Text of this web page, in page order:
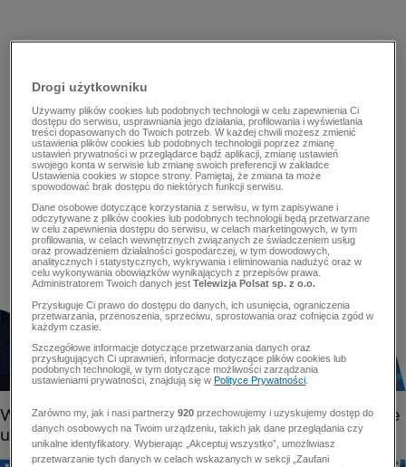
Drogi użytkowniku
Używamy plików cookies lub podobnych technologii w celu zapewnienia Ci
dostępu do serwisu, usprawniania jego działania, profilowania i wyświetlania
treści dopasowanych do Twoich potrzeb. W każdej chwili możesz zmienić
ustawienia plików cookies lub podobnych technologii poprzez zmianę
ustawień prywatności w przeglądarce bądź aplikacji, zmianę ustawień
swojego konta w serwisie lub zmianę swoich preferencji w zakładce
Ustawienia cookies w stopce strony. Pamiętaj, że zmiana ta może
spowodować brak dostępu do niektórych funkcji serwisu.
Dane osobowe dotyczące korzystania z serwisu, w tym zapisywane i
odczytywane z plików cookies lub podobnych technologii będą przetwarzane
w celu zapewnienia dostępu do serwisu, w celach marketingowych, w tym
profilowania, w celach wewnętrznych związanych ze świadczeniem usług
oraz prowadzeniem działalności gospodarczej, w tym dowodowych,
analitycznych i statystycznych, wykrywania i eliminowania nadużyć oraz w
celu wykonywania obowiązków wynikających z przepisów prawa.
Administratorem Twoich danych jestTelewizja Polsat sp. z o.o.
Przysługuje Ci prawo do dostępu do danych, ich usunięcia, ograniczenia
przetwarzania, przenoszenia, sprzeciwu, sprostowania oraz cofnięcia zgód w
każdym czasie.
Szczegółowe informacje dotyczące przetwarzania danych oraz
przysługujących Ci uprawnień, informacje dotyczące plików cookies lub
podobnych technologii, w tym dotyczące możliwości zarządzania
ustawieniami prywatności, znajdują się wPolityce Prywatności
Zarówno my, jak i nasi partnerzy920 przechowujemy i uzyskujemy dostęp do
danych osobowych na Twoim urządzeniu, takich jak dane przeglądania czy
unikalne identyfikatory. Wybierając „Akceptuj wszystko”, umożliwiasz
przetwarzanie tych danych w celach wskazanych w sekcji „Zaufani